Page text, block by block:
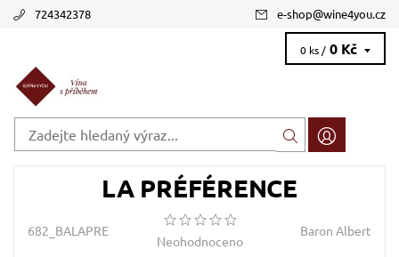
724342378 e-shop@wine4you.cz
0 ks / 0 Kč
LA PRÉFÉRENCE
682_BALAPRE
Neohodnoceno
Baron Albert